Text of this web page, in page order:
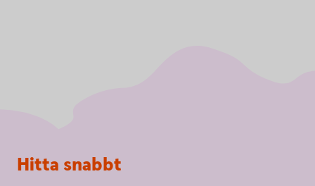
Sidfot
Hitta snabbt